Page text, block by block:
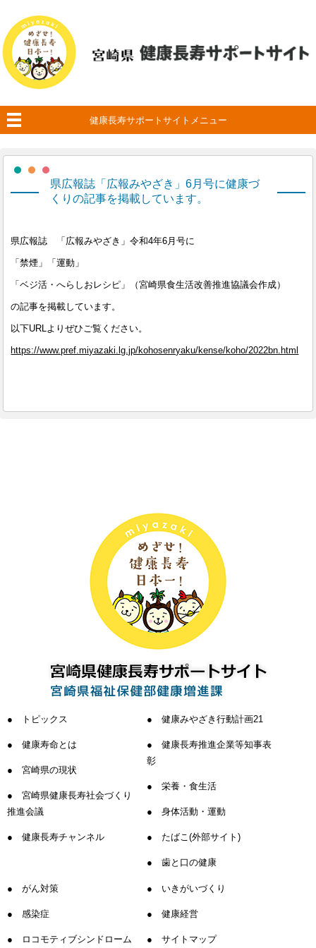
健康長寿サポートサイトメニュー
県広報誌「広報みやざき」6月号に健康づ
くりの記事を掲載しています。
県広報誌 「広報みやざき」令和4年6月号に
「禁煙」「運動」
「ベジ活・へらしおレシピ」（宮崎県食生活改善推進協議会作成）
の記事を掲載しています。
以下URLよりぜひご覧ください。
https://www.pref.miyazaki.lg.jp/kohosenryaku/kense/koho/2022bn.html
トピックス
健康寿命とは
宮崎県の現状
宮崎県健康長寿社会づくり
推進会議
健康長寿チャンネル
健康みやざき行動計画21
健康長寿推進企業等知事表
彰
栄養・食生活
身体活動・運動
たばこ(外部サイト)
歯と口の健康
がん対策
感染症
ロコモティブシンドローム
いきがいづくり
健康経営
サイトマップ